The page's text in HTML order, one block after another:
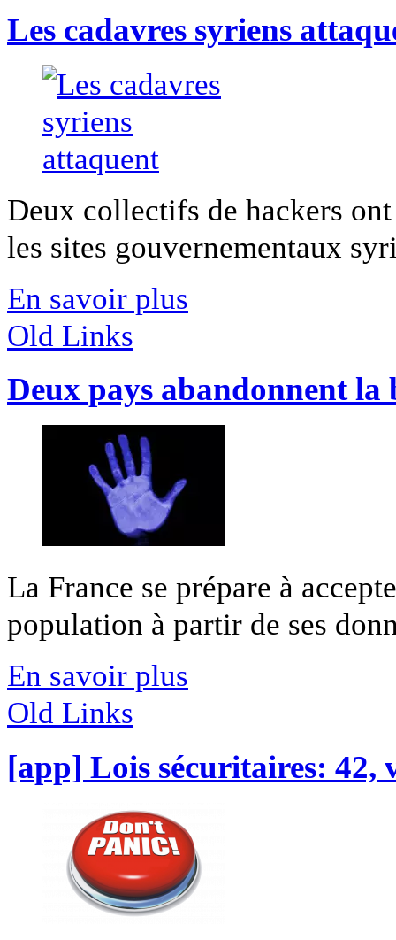
Les cadavres syriens
Deux collectifs de hackers
les sites gouvernementaux
En savoir plus
Old Links
Deux pays abandonnent la
La France se prépare à
population à partir de ses
En savoir plus
Old Links
[app] Lois sécuritaires: 42,